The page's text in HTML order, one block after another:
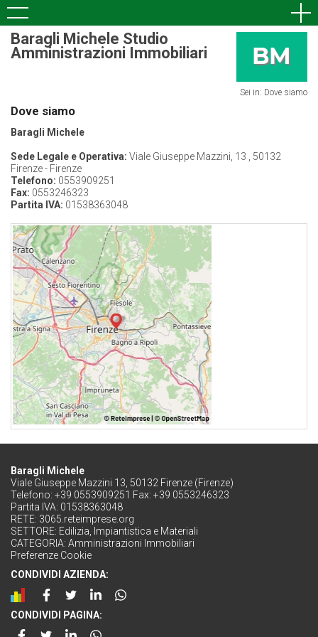
Baragli Michele Studio
Amministrazioni Immobiliari
Sei in: Dove siamo
Dove siamo
Baragli Michele
Sede Legale e Operativa: Viale Giuseppe Mazzini, 13 , 50132
Firenze - Firenze
Telefono: 0553909251
Fax: 0553246323
Partita IVA: 01538363048
Baragli Michele
Viale Giuseppe Mazzini 13, 50132 Firenze (Firenze)
Telefono: +39 0553909251 Fax: +39 0553246323
Partita IVA: 01538363048
RETE: 3065.reteimprese.org
SETTORE: Edilizia, Impiantistica e Materiali
CATEGORIA: Amministrazioni Immobiliari
Preferenze Cookie
CONDIVIDI AZIENDA:
CONDIVIDI PAGINA: